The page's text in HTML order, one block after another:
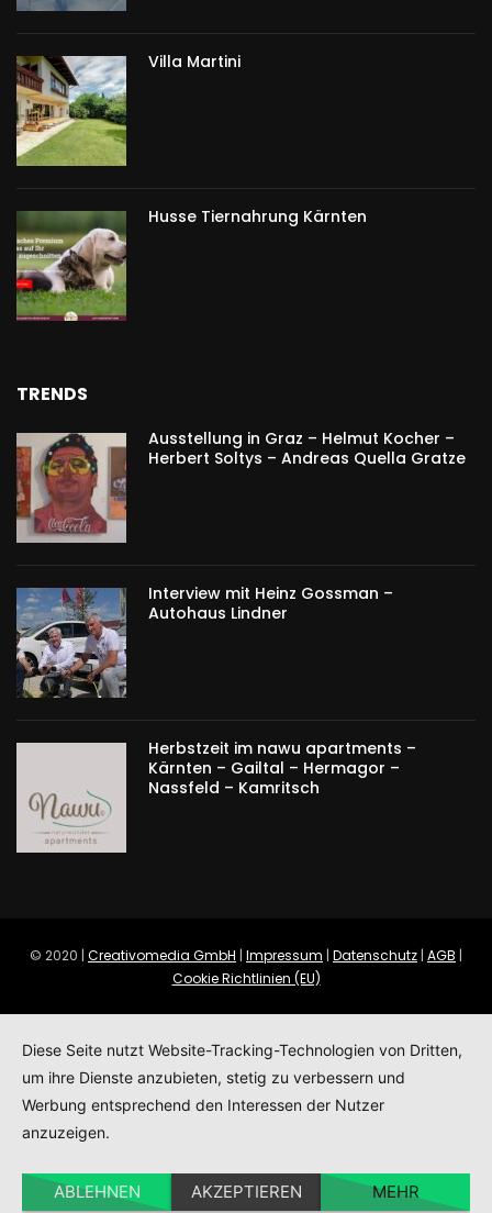
Villa Martini
Husse Tiernahrung Kärnten
TRENDS
Ausstellung in Graz – Helmut Kocher –
Herbert Soltys – Andreas Quella Gratze
Interview mit Heinz Gossman –
Autohaus Lindner
Herbstzeit im nawu apartments –
Kärnten – Gailtal – Hermagor –
Nassfeld – Kamritsch
© 2020 | Creativomedia GmbH | Impressum | Datenschutz | AGB |
Cookie Richtlinien (EU)
Diese Seite nutzt Website-Tracking-Technologien von Dritten,
um ihre Dienste anzubieten, stetig zu verbessern und
Werbung entsprechend den Interessen der Nutzer
anzuzeigen.
ABLEHNEN AKZEPTIEREN MEHR